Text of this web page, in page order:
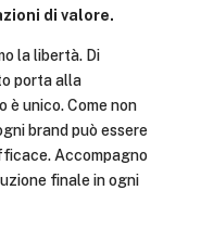
di valore.
la libertà. Di
porta alla
è unico. Come non
brand può essere
Accompagno
finale in ogni